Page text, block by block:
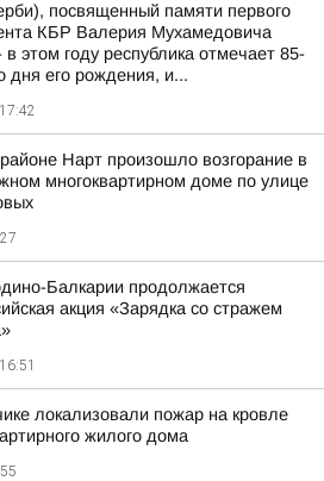
посвященный памяти первого
КБР Валерия Мухамедовича
в этом году республика отмечает 85-
дня его рождения, и...
17:42
Нарт произошло возгорание в
многоквартирном доме по улице
Балкарии продолжается
акция «Зарядка со стражем
16:51
локализовали пожар на кровле
жилого дома